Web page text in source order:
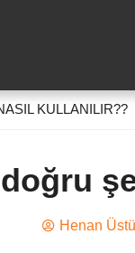
KULLANILIR??
Henan